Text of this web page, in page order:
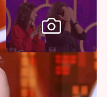
hádání